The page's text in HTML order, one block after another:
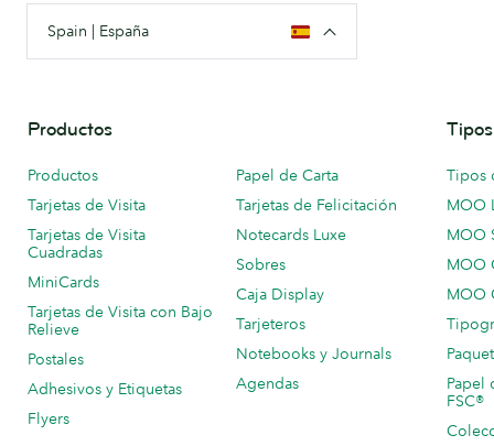
Spain | España
Productos
Productos
Tarjetas de Visita
Tarjetas de Visita
Cuadradas
MiniCards
Tarjetas de Visita con Bajo
Relieve
Postales
Adhesivos y Etiquetas
Flyers
Papel de Carta
Tarjetas de Felicitación
Notecards Luxe
Sobres
Caja Display
Tarjeteros
Notebooks y Journals
Agendas
Tipos
MOO
MOO
MOO
MOO
Papel
FSC®